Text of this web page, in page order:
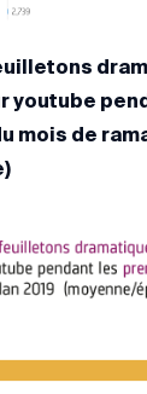
youtube
mois de